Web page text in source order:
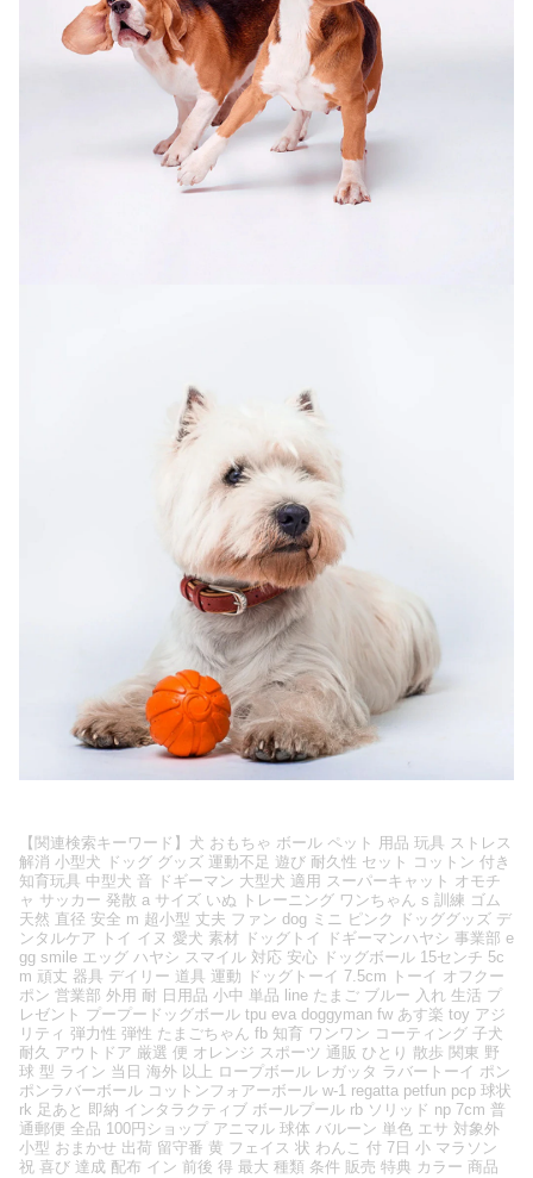
【関連検索キーワード】犬 おもちゃ ボール ペット 用品 玩具 ストレス
解消 小型犬 ドッグ グッズ 運動不足 遊び 耐久性 セット コットン 付き
知育玩具 中型犬 音 ドギーマン 大型犬 適用 スーパーキャット オモチ
ャ サッカー 発散 a サイズ いぬ トレーニング ワンちゃん s 訓練 ゴム
天然 直径 安全 m 超小型 丈夫 ファン dog ミニ ピンク ドッググッズ デ
ンタルケア トイ イヌ 愛犬 素材 ドッグトイ ドギーマンハヤシ 事業部 e
gg smile エッグ ハヤシ スマイル 対応 安心 ドッグボール 15センチ 5c
m 頑丈 器具 デイリー 道具 運動 ドッグトーイ 7.5cm トーイ オフクー
ポン 営業部 外用 耐 日用品 小中 単品 line たまご ブルー 入れ 生活 プ
レゼント プープードッグボール tpu eva doggyman fw あす楽 toy アジ
リティ 弾力性 弾性 たまごちゃん fb 知育 ワンワン コーティング 子犬
耐久 アウトドア 厳選 便 オレンジ スポーツ 通販 ひとり 散歩 関東 野
球 型 ライン 当日 海外 以上 ロープボール レガッタ ラバートーイ ポン
ポンラバーボール コットンフォアーボール w-1 regatta petfun pcp 球状
rk 足あと 即納 インタラクティブ ボールプール rb ソリッド np 7cm 普
通郵便 全品 100円ショップ アニマル 球体 バルーン 単色 エサ 対象外
小型 おまかせ 出荷 留守番 黄 フェイス 状 わんこ 付 7日 小 マラソン
祝 喜び 達成 配布 イン 前後 得 最大 種類 条件 販売 特典 カラー 商品